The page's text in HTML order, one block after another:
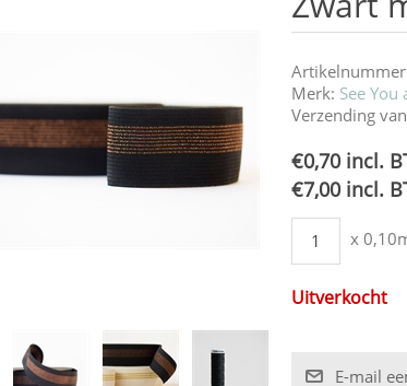
Merk: See You
Verzending
€0,70 incl.
€7,00 incl.
x
Uitverkocht